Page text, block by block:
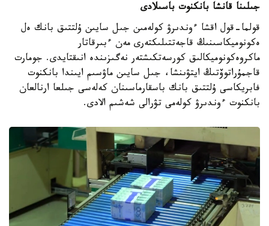
جىلىنا قانشا بانكنوت باسىلادى
قولما-قول اقشا ءوندىرۋ كولەمىن جىل سايىن ۇلتتىق بانك ەل
ەكونوميكاسىنىڭ قاجەتتىلىكتەرى مەن ءبىرقاتار
ماكروەكونوميكالىق كورسەتكىشتەر نەگىزىندە انىقتايدى. جومارت
قاجمۇراتوۆتىڭ ايتۋىنشا، جىل سايىن ماۋسىم ايىندا بانكنوت
فابريكاسى ۇلتتىق بانك باسقارماسىنان كەلەسى جىلعا ارنالعان
بانكنوت ءوندىرۋ كولەمى تۋرالى شەشىم الادى.